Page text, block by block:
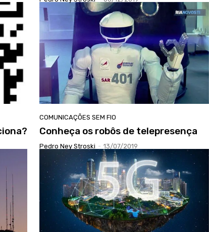
COMUNICAÇÕES SEM FIO
Conheça os robôs de telepresença
Pedro Ney Stroski - 13/07/2019